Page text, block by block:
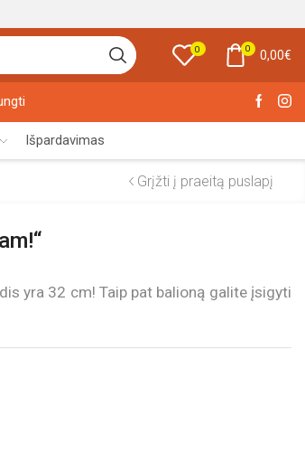
0 0 0,00€
Išpardavimas
Grįžti į praeitą puslapį
yra 32 cm! Taip pat balioną galite įsigyti